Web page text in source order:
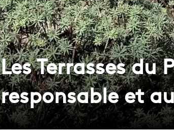
Les Terrasses
responsable et